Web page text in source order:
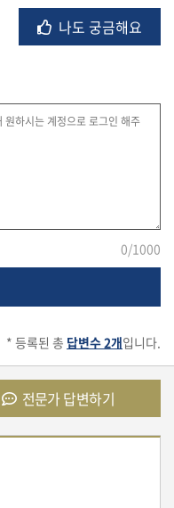
나도 궁금해요
0/1000
* 등록된 총 답변수 2개입니다.
전문가 답변하기